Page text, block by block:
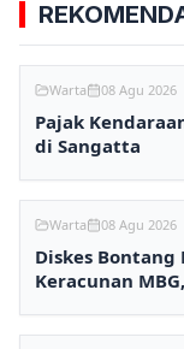
Warta 08 Agu 2026
Pajak
di Sangatta
Warta 08 Agu 2026
Diskes Bontang
Keracunan